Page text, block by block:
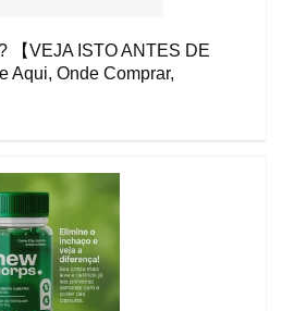
【VEJA ISTO ANTES DE
Aqui, Onde Comprar,